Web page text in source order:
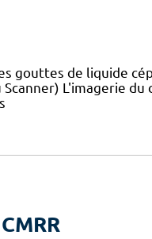
gouttes de liquide
L'imagerie du